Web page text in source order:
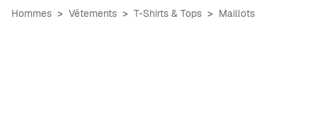
Hommes Vêtements T-Shirts & Tops Maillots